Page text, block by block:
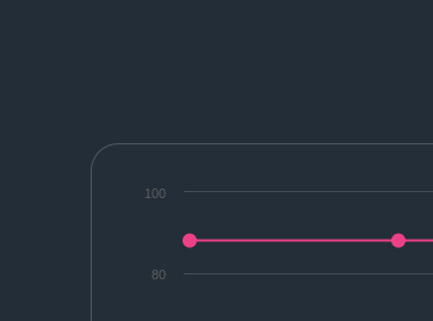
80
100